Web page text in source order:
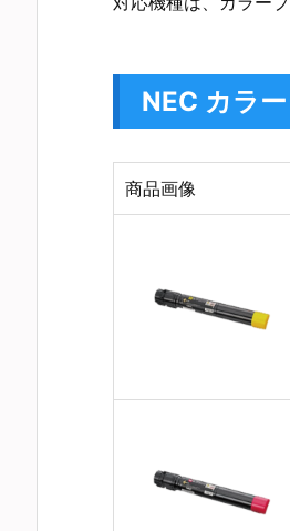
NEC カラ
商品画像